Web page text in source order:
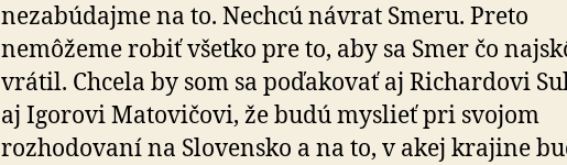
nezabúdajme na to. Nechcú návrat Smeru. Preto
nemôžeme robiť všetko pre to, aby sa Smer čo
vrátil. Chcela by som sa poďakovať aj Richardovi
aj Igorovi Matovičovi, že budú myslieť pri svojom
rozhodovaní na Slovensko a na to, v akej krajine